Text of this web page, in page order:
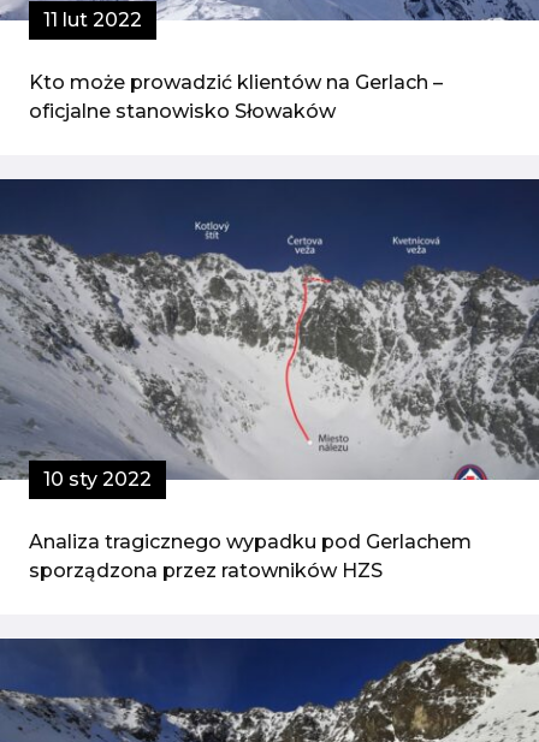
11 lut 2022
Kto może prowadzić klientów na Gerlach –
oficjalne stanowisko Słowaków
10 sty 2022
Analiza tragicznego wypadku pod Gerlachem
sporządzona przez ratowników HZS